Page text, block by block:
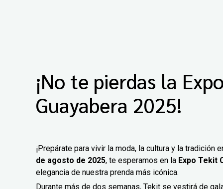
¡No te pierdas la
Guayabera 2025!
¡Prepárate para vivir la moda, la cultura y la tradición
de agosto de 2025, te esperamos en la Expo Tekit
elegancia de nuestra prenda más icónica.
Durante más de dos semanas, Tekit se vestirá de